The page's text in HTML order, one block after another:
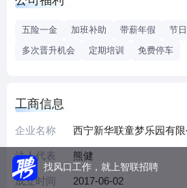
闲、旅游、度假的场所，更是为广大
原创体验的开发理念，充分融入海洋
放填补了我国西部地区海洋主题文旅
目的空白，极大地丰富了青海省的旅游
2020 年乐园被评为国家 4A 级旅游景
区，进一步提升了景区资源吸引力和
理能力、综合竞争力和服务水平的综
五险一金 加班补助 带薪年假 节
多次晋升机会
定期培训 免费停车
工商信息
企业名称 西宁新华联童梦乐园有限
法人代表 熊健
成立时间 2017-06-02
找风口工作，就上智联招聘